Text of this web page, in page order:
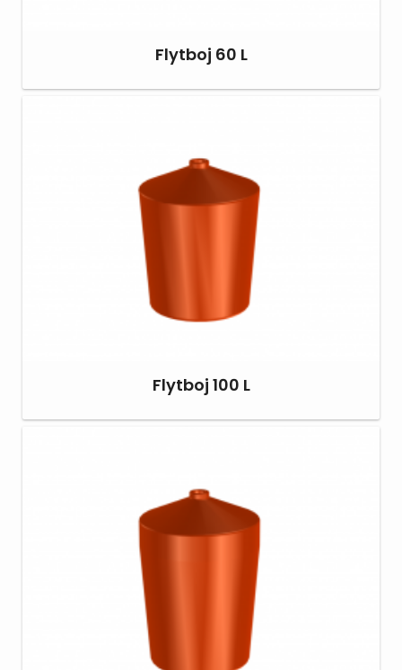
Flytboj 60 L
Flytboj 100 L